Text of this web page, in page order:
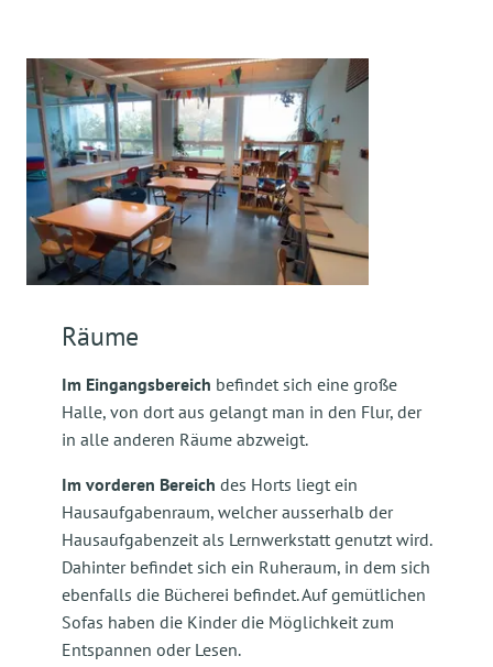
Räume
Im Eingangsbereich befindet sich eine große
Halle, von dort aus gelangt man in den Flur, der
in alle anderen Räume abzweigt.
Im vorderen Bereich des Horts liegt ein
Hausaufgabenraum, welcher ausserhalb der
Hausaufgabenzeit als Lernwerkstatt genutzt wird.
Dahinter befindet sich ein Ruheraum, in dem sich
ebenfalls die Bücherei befindet. Auf gemütlichen
Sofas haben die Kinder die Möglichkeit zum
Entspannen oder Lesen.